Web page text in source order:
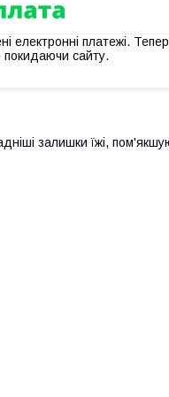
електронні платежі.
покидаючи сайту.
залишки їжі,